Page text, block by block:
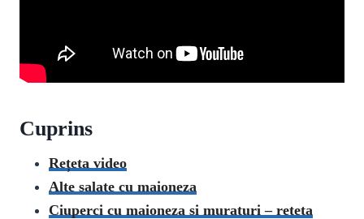
Cuprins
Rețeta video
Alte salate cu maioneza
Ciuperci cu maioneza si muraturi – reteta